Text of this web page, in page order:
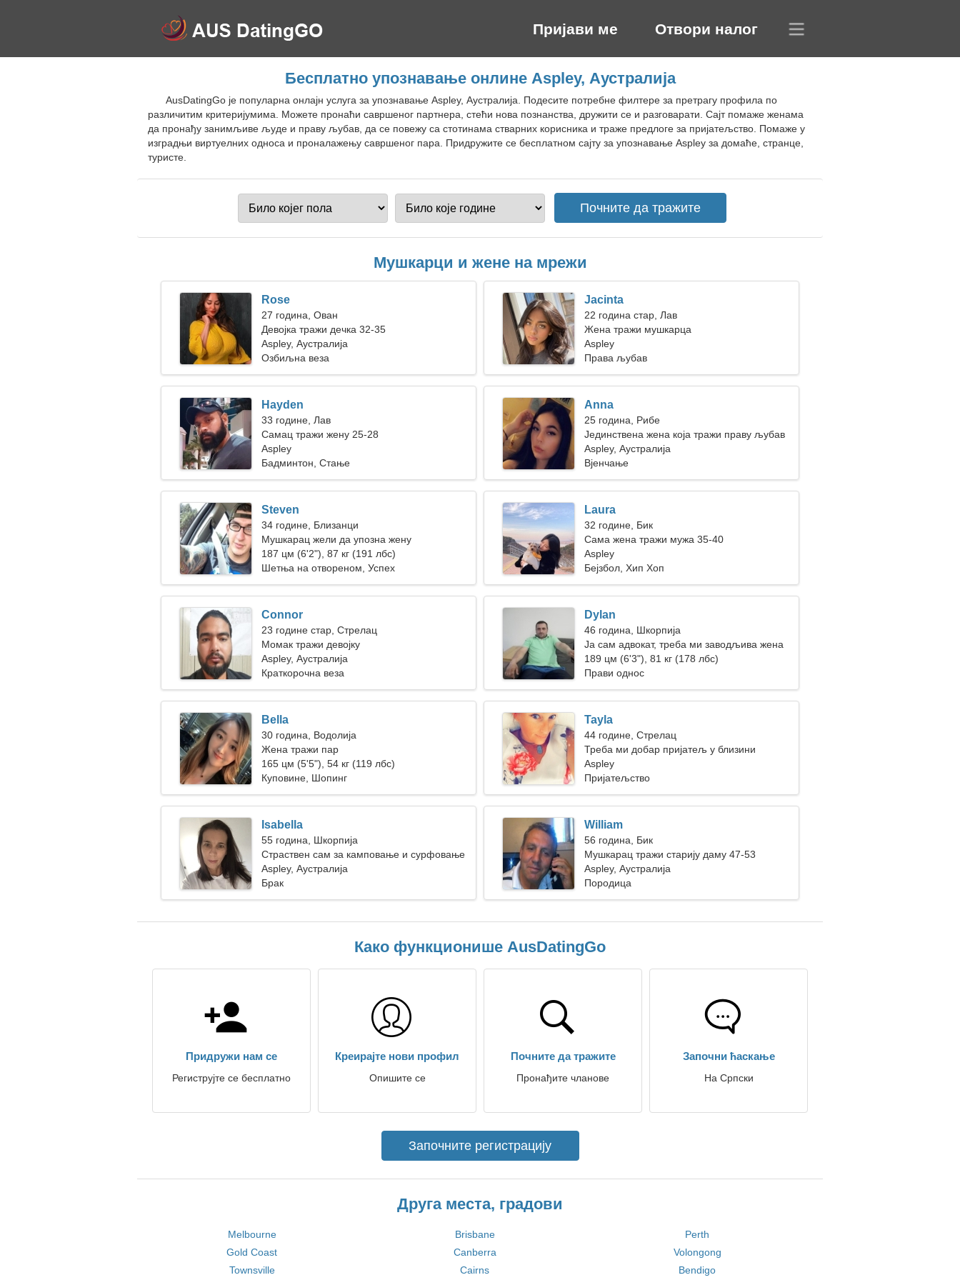
Пријави ме Отвори налог
Бесплатно упознавање онлине Aspley, Аустралија
AusDatingGo је популарна онлајн услуга за упознавање Aspley, Аустралија. Подесите потребне филтере за претрагу профила по
различитим критеријумима. Можете пронаћи савршеног партнера, стећи нова познанства, дружити се и разговарати. Сајт помаже женама
да пронађу занимљиве људе и праву љубав, да се повежу са стотинама стварних корисника и траже предлоге за пријатељство. Помаже у
изградњи виртуелних односа и проналажењу савршеног пара. Придружите се бесплатном сајту за упознавање Aspley за домаће, странце,
туристе.
Мушкарци и жене на мрежи
Rose
27 година, Ован
Девојка тражи дечка 32-35
Aspley, Аустралија
Озбиљна веза
Jacinta
22 година стар, Лав
Жена тражи мушкарца
Aspley
Права љубав
Hayden
33 године, Лав
Самац тражи жену 25-28
Aspley
Бадминтон, Стање
Anna
25 година, Рибе
Јединствена жена која тражи праву љубав
Aspley, Аустралија
Вјенчање
Steven
34 године, Близанци
Мушкарац жели да упозна жену
187 цм (6'2"), 87 кг (191 лбс)
Шетња на отвореном, Успех
Laura
32 године, Бик
Сама жена тражи мужа 35-40
Aspley
Бејзбол, Хип Хоп
Connor
23 године стар, Стрелац
Момак тражи девојку
Aspley, Аустралија
Краткорочна веза
Dylan
46 година, Шкорпија
Ја сам адвокат, треба ми заводљива жена
189 цм (6'3"), 81 кг (178 лбс)
Прави однос
Bella
30 година, Водолија
Жена тражи пар
165 цм (5'5"), 54 кг (119 лбс)
Куповине, Шопинг
Tayla
44 године, Стрелац
Треба ми добар пријатељ у близини
Aspley
Пријатељство
Isabella
55 година, Шкорпија
Страствен сам за камповање и сурфовање
Aspley, Аустралија
Брак
William
56 година, Бик
Мушкарац тражи старију даму 47-53
Aspley, Аустралија
Породица
Како функционише AusDatingGo
Придружи нам се
Региструјте се бесплатно
Креирајте нови профил
Опишите се
Почните да тражите
Пронађите чланове
Започни ћаскање
На Српски
Започните регистрацију
Друга места, градови
Melbourne Brisbane
Perth
Gold Coast
Canberra
Volongong
Townsville
Cairns Bendigo